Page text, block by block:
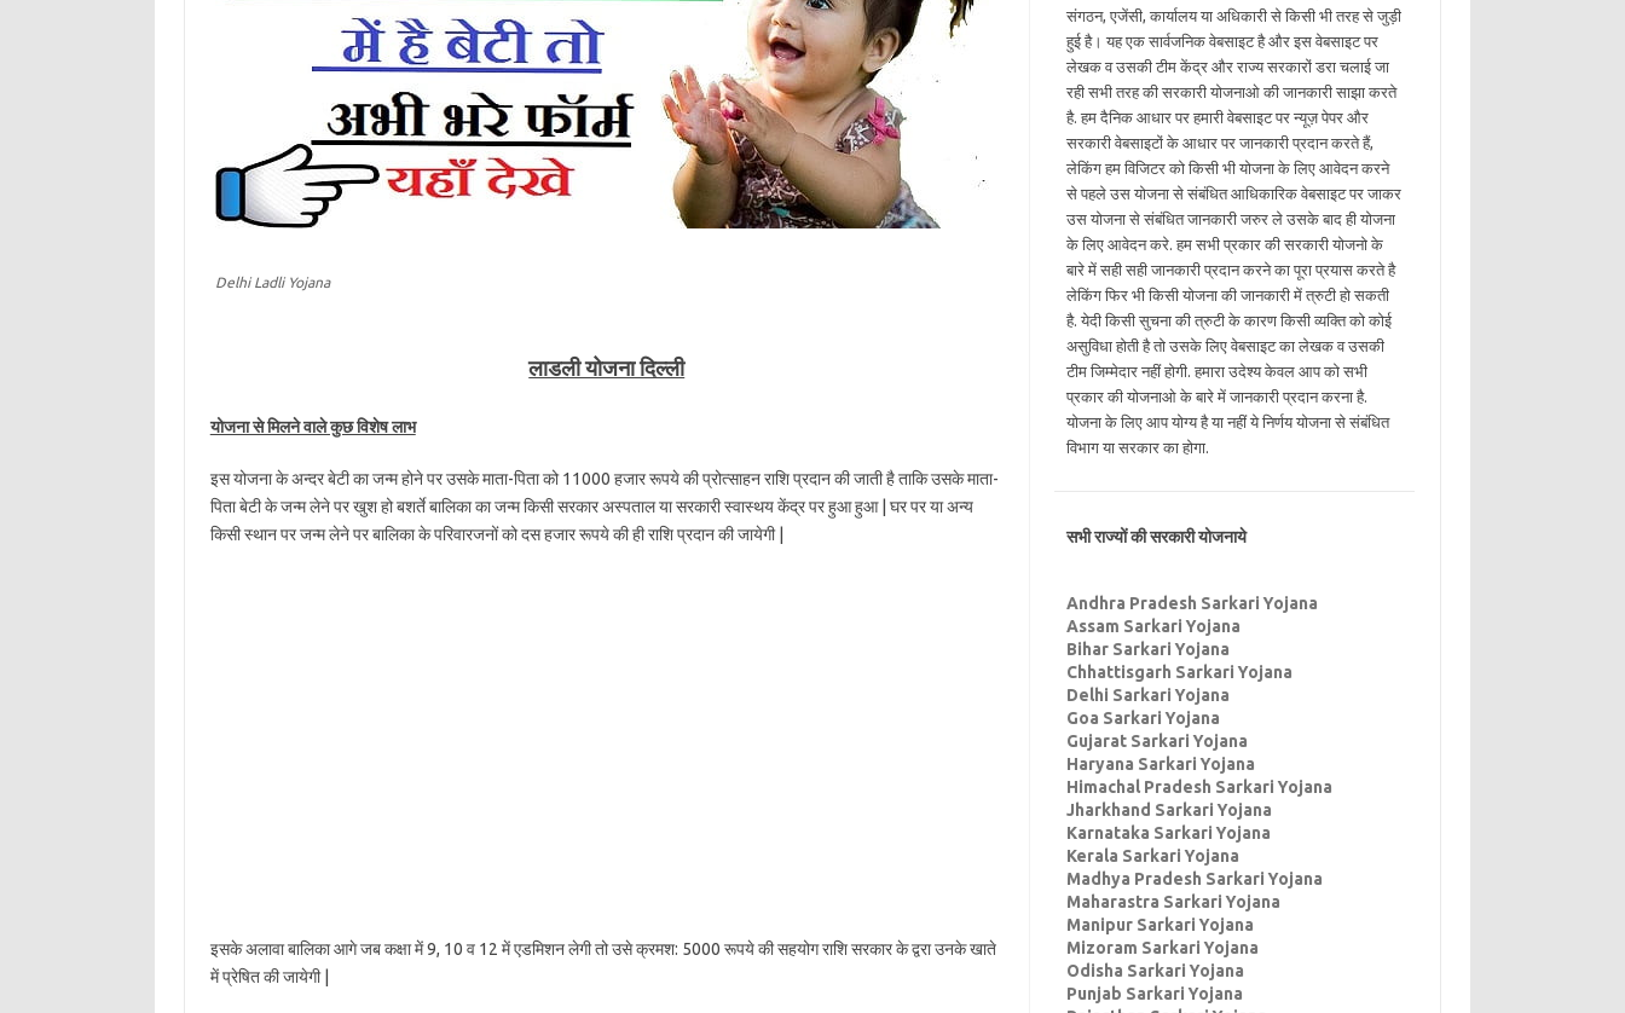
Delhi Ladli Yojana
लाडली योजना दिल्ली
योजना से मिलने वाले कुछ विशेष लाभ
इस योजना के अन्दर बेटी का जन्म होने पर उसके माता-पिता को 11000 हजार रूपये की प्रोत्साहन राशि प्रदान की जाती है ताकि उसके माता-
पिता बेटी के जन्म लेने पर खुश हो बशर्ते बालिका का जन्म किसी सरकार अस्पताल या सरकारी स्वास्थय केंद्र पर हुआ हुआ | घर पर या अन्य
किसी स्थान पर जन्म लेने पर बालिका के परिवारजनों को दस हजार रूपये की ही राशि प्रदान की जायेगी |
इसके अलावा बालिका आगे जब कक्षा में 9, 10 व 12 में एडमिशन लेगी तो उसे क्रमश: 5000 रूपये की सहयोग राशि सरकार के द्वरा उनके खाते
में प्रेषित की जायेगी |
संगठन, एजेंसी, कार्यालय या अधिकारी से किसी भी तरह से जुड़ी
हुई है। यह एक सार्वजनिक वेबसाइट है और इस वेबसाइट पर
लेखक व उसकी टीम केंद्र और राज्य सरकारों डरा चलाई जा
रही सभी तरह की सरकारी योजनाओ की जानकारी साझा करते
है. हम दैनिक आधार पर हमारी वेबसाइट पर न्यूज़ पेपर और
सरकारी वेबसाइटों के आधार पर जानकारी प्रदान करते हैं,
लेकिंग हम विजिटर को किसी भी योजना के लिए आवेदन करने
से पहले उस योजना से संबंधित आधिकारिक वेबसाइट पर जाकर
उस योजना से संबंधित जानकारी जरुर ले उसके बाद ही योजना
के लिए आवेदन करे. हम सभी प्रकार की सरकारी योजनो के
बारे में सही सही जानकारी प्रदान करने का पूरा प्रयास करते है
लेकिंग फिर भी किसी योजना की जानकारी में त्रुटी हो सकती
है. येदी किसी सुचना की त्रुटी के कारण किसी व्यक्ति को कोई
असुविधा होती है तो उसके लिए वेबसाइट का लेखक व उसकी
टीम जिम्मेदार नहीं होगी. हमारा उदेश्य केवल आप को सभी
प्रकार की योजनाओ के बारे में जानकारी प्रदान करना है.
योजना के लिए आप योग्य है या नहीं ये निर्णय योजना से संबंधित
विभाग या सरकार का होगा.
सभी राज्यों की सरकारी योजनाये
Andhra Pradesh Sarkari Yojana
Assam Sarkari Yojana
Bihar Sarkari Yojana
Chhattisgarh Sarkari Yojana
Delhi Sarkari Yojana
Goa Sarkari Yojana
Gujarat Sarkari Yojana
Haryana Sarkari Yojana
Himachal Pradesh Sarkari Yojana
Jharkhand Sarkari Yojana
Karnataka Sarkari Yojana
Kerala Sarkari Yojana
Madhya Pradesh Sarkari Yojana
Maharastra Sarkari Yojana
Manipur Sarkari Yojana
Mizoram Sarkari Yojana
Odisha Sarkari Yojana
Punjab Sarkari Yojana